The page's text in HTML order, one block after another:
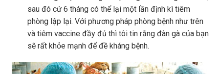
sau đó cứ 6 tháng có thể lại một lần định kì tiêm
phòng lập lại. Với phương pháp phòng bệnh như trên
và tiêm vaccine đầy đủ thì tôi tin rằng đàn gà của bạn
sẽ rất khỏe mạnh để đề kháng bệnh.